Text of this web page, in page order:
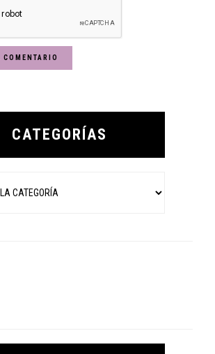
CATEGORÍAS